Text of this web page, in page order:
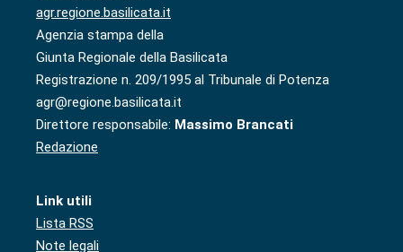
agr.regione.basilicata.it
Agenzia stampa della
Giunta Regionale della Basilicata
Registrazione n. 209/1995 al Tribunale di Potenza
agr@regione.basilicata.it
Direttore responsabile: Massimo Brancati
Redazione
Link utili
Lista RSS
Note legali